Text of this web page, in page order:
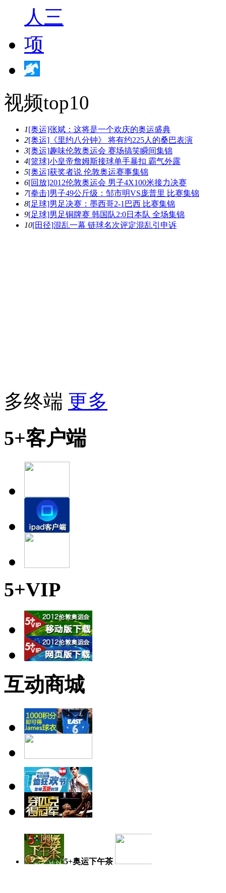
视频top10
1[奥运]张斌：这将是一个欢庆的奥运盛典
2[奥运]《里约八分钟》 将有约225人的桑巴表演
3[奥运]趣味伦敦奥运会 赛场搞笑瞬间集锦
4[篮球]小皇帝詹姆斯接球单手暴扣 霸气外露
5[奥运]获奖者说 伦敦奥运赛事集锦
6[回放]2012伦敦奥运会 男子4X100米接力决赛
7[拳击]男子49公斤级：邹市明VS庞普里 比赛集锦
8[足球]男足决赛：墨西哥2-1巴西 比赛集锦
9[足球]男足铜牌赛 韩国队2:0日本队 全场集锦
10[田径]混乱一幕 链球名次评定混乱引申诉
多终端 更多
5+客户端
5+VIP
互动商城
5+奥运下午茶